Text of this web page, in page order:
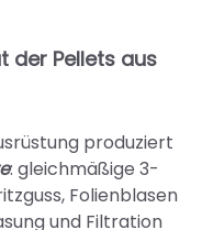
der Pellets aus
produziert
: gleichmäßige 3-
Folienblasen
und Filtration